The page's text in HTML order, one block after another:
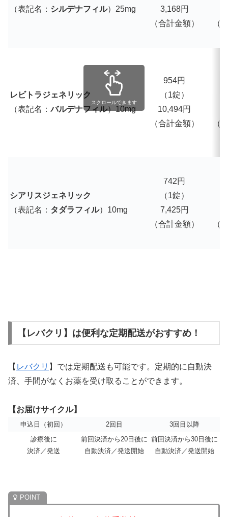
（表記名： シルデナフィル）25mg
3,168円
（合計金額）
（
レビトラジェネリック
（表記名：バルデナフィル）10mg
954円
（1錠）
10,494円
（合計金額）
（
シアリスジェネリック
（表記名： タダラフィル）10mg
742円
（1錠）
7,425円
（合計金額）
（
スクロールできます
【レバクリ】は便利な定期配送がおすすめ！
【 レバクリ 】では定期配送も可能です。定期的に自動決
済、手間がなくお薬を受け取ることができます。
【お届けサイクル】
申込日（初回） 2回目
3回目以降
診療後に
決済／発送
前回決済から20日後に
自動決済／発送開始
前回決済から30日後に
自動決済／発送開始